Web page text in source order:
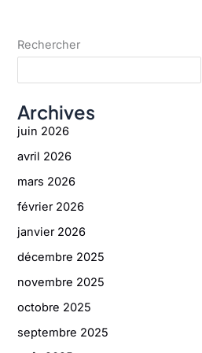
w_end
!
Rechercher
Archives
juin 2026
avril 2026
mars 2026
février 2026
janvier 2026
décembre 2025
novembre 2025
octobre 2025
septembre 2025